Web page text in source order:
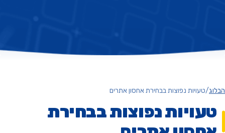
/טעויות נפוצות בבחירת אחסון אתרים
נפוצות בבחירת